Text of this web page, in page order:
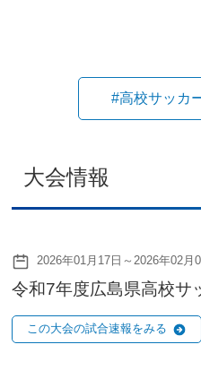
#高校サッカ
大会情報
2026年01月17日～2026年02月
令和7年度広島県高校サ
この大会の試合速報をみる